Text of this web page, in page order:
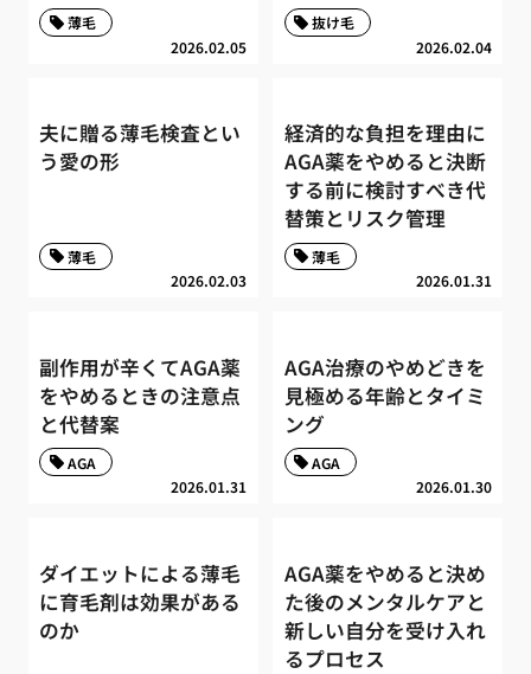
2026.02.05
薄毛
2026.02.04
抜け毛
夫に贈る薄毛検査とい
う愛の形
2026.02.03
薄毛
経済的な負担を理由に
AGA薬をやめると決断
する前に検討すべき代
替策とリスク管理
2026.01.31
薄毛
副作用が辛くてAGA薬
をやめるときの注意点
と代替案
2026.01.31
AGA
AGA治療のやめどきを
見極める年齢とタイミ
ング
2026.01.30
AGA
ダイエットによる薄毛
に育毛剤は効果がある
のか
AGA薬をやめると決め
た後のメンタルケアと
新しい自分を受け入れ
るプロセス